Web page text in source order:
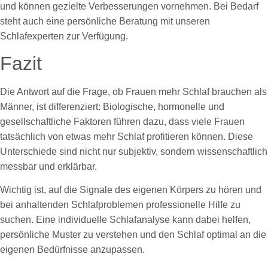
und können gezielte Verbesserungen vornehmen. Bei Bedarf
steht auch eine persönliche Beratung mit unseren
Schlafexperten zur Verfügung.
Fazit
Die Antwort auf die Frage, ob Frauen mehr Schlaf brauchen als
Männer, ist differenziert: Biologische, hormonelle und
gesellschaftliche Faktoren führen dazu, dass viele Frauen
tatsächlich von etwas mehr Schlaf profitieren können. Diese
Unterschiede sind nicht nur subjektiv, sondern wissenschaftlich
messbar und erklärbar.
Wichtig ist, auf die Signale des eigenen Körpers zu hören und
bei anhaltenden Schlafproblemen professionelle Hilfe zu
suchen. Eine individuelle Schlafanalyse kann dabei helfen,
persönliche Muster zu verstehen und den Schlaf optimal an die
eigenen Bedürfnisse anzupassen.